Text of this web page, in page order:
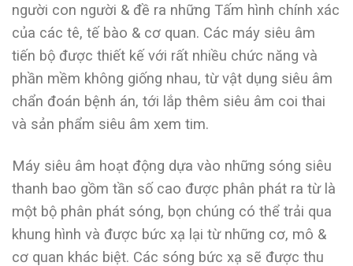
người con người & đề ra những Tấm hình chính xác
của các tê, tế bào & cơ quan. Các máy siêu âm
tiến bộ được thiết kế với rất nhiều chức năng và
phần mềm không giống nhau, từ vật dụng siêu âm
chẩn đoán bệnh án, tới lắp thêm siêu âm coi thai
và sản phẩm siêu âm xem tim.
Máy siêu âm hoạt động dựa vào những sóng siêu
thanh bao gồm tần số cao được phân phát ra từ là
một bộ phân phát sóng, bọn chúng có thể trải qua
khung hình và được bức xạ lại từ những cơ, mô &
cơ quan khác biệt. Các sóng bức xạ sẽ được thu